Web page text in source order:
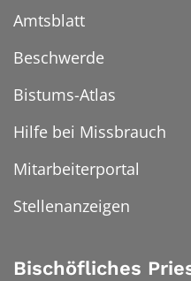
Amtsblatt
Beschwerde
Bistums-Atlas
Hilfe bei Missbrauch
Mitarbeiterportal
Stellenanzeigen
Bischöfliches